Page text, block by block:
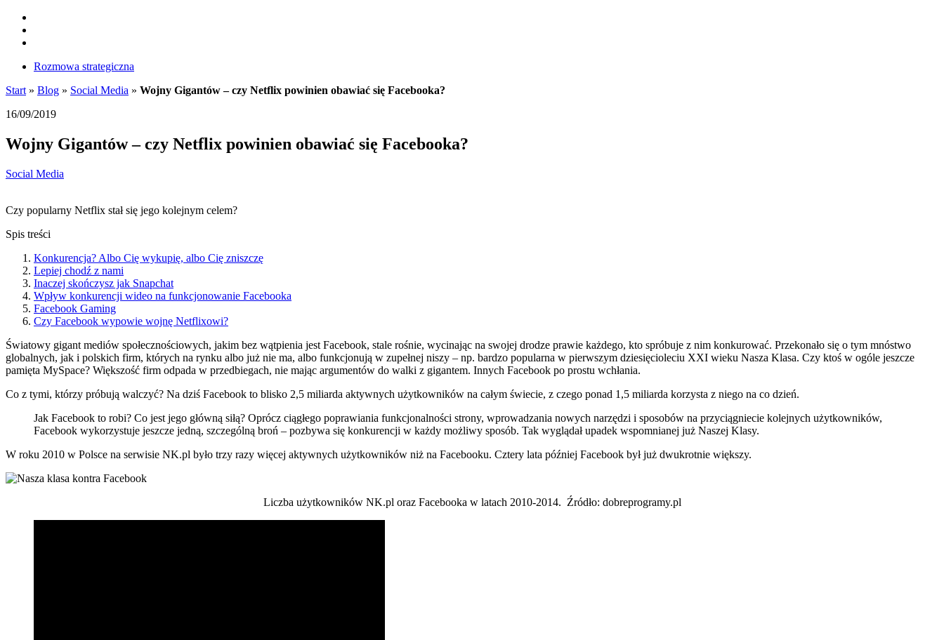
Rozmowa strategiczna
Start » Blog » Social Media » Wojny Gigantów – czy Netflix powinien obawiać się Facebooka?
16/09/2019
Wojny Gigantów – czy Netflix powinien obawiać się Facebooka?
Social Media
Czy popularny Netflix stał się jego kolejnym celem?
Spis treści
Konkurencja? Albo Cię wykupię, albo Cię zniszczę
Lepiej chodź z nami
Inaczej skończysz jak Snapchat
Wpływ konkurencji wideo na funkcjonowanie Facebooka
Facebook Gaming
Czy Facebook wypowie wojnę Netflixowi?
Światowy gigant mediów społecznościowych, jakim bez wątpienia jest Facebook, stale rośnie, wycinając na swojej drodze prawie każdego, kto spróbuje z nim konkurować. Przekonało się o tym mnóstwo
globalnych, jak i polskich firm, których na rynku albo już nie ma, albo funkcjonują w zupełnej niszy – np. bardzo popularna w pierwszym dziesięcioleciu XXI wieku Nasza Klasa. Czy ktoś w ogóle jeszcze
pamięta MySpace? Większość firm odpada w przedbiegach, nie mając argumentów do walki z gigantem. Innych Facebook po prostu wchłania.
Co z tymi, którzy próbują walczyć? Na dziś Facebook to blisko 2,5 miliarda aktywnych użytkowników na całym świecie, z czego ponad 1,5 miliarda korzysta z niego na co dzień.
Jak Facebook to robi? Co jest jego główną siłą? Oprócz ciągłego poprawiania funkcjonalności strony, wprowadzania nowych narzędzi i sposobów na przyciągniecie kolejnych użytkowników,
Facebook wykorzystuje jeszcze jedną, szczególną broń – pozbywa się konkurencji w każdy możliwy sposób. Tak wyglądał upadek wspomnianej już Naszej Klasy.
W roku 2010 w Polsce na serwisie NK.pl było trzy razy więcej aktywnych użytkowników niż na Facebooku. Cztery lata później Facebook był już dwukrotnie większy.
Liczba użytkowników NK.pl oraz Facebooka w latach 2010-2014. Źródło: dobreprogramy.pl